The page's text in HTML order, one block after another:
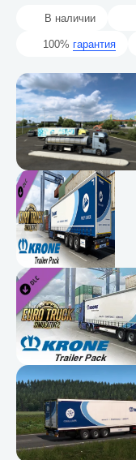
В наличии
100% гарантия